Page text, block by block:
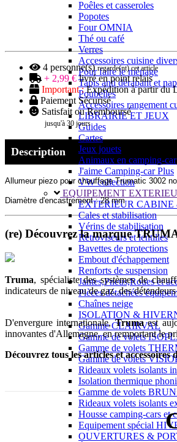
Poêles et casseroles
Popotes
Four OMNIA
Thé ou café
Verres
Accessoires cuisine
Pour faire le ménage
Tapis anti dérapant et
Poubelles
Accessoires rangement
LIBRAIRIE ET JEUX
Guides
Cartes
Jeux jouets
Animaux en camping-car
J'aime Camping-car Plus
VW collection
EQUIPEMENT
EXTERIEUR
Cales et stabilisation
Vérins de stabilisation
Rétroviseurs et lentilles
Bavettes de protections
Embout d'échappement
Renforts de suspension
Jantes,Pneus,Roues et
Pièces détachées
Chaînes neige
ISOLATION &
Gamme CLAIRVAL
Gamme de volets
Gamme de volets
Gamme de volets
Rideaux volets isolants
Isolation thermique
Gamme de volets
Rideaux volets isolants
Housse camping-cars et
Equipement spécial
OUVERTURES &
4 personne(s)regarde(nt) cet article
+ 2,99 €livré en point relais
Important :Expédition à partir du
Paiement Sécurisé
Satisfait ou Remboursé
jusqu'à 30 jours
Description
Allumeur piezo pour chauffage Trumatic 3002
Diamètre d'encastrement : 28 mm
(re) Découvrez la marque
Truma, spécialiste des systèmes de
indicateurs de niveau de gaz, des
D'envergure internationale,Trumaest
innovantes d'Allemagne, en remportant le
Découvrez tous les articles et